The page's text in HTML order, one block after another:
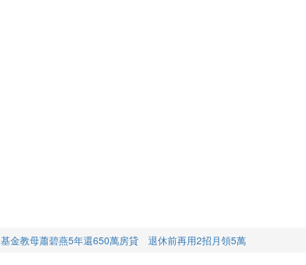
基金教母蕭碧燕5年還650萬房貸 退休前再用2招月領5萬